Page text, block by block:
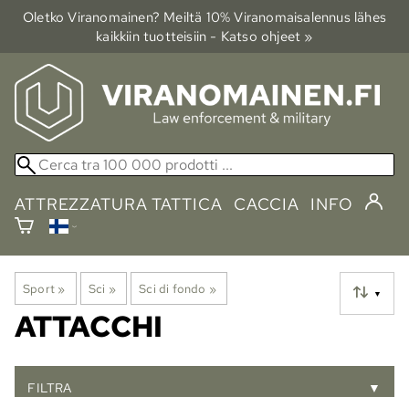
Oletko Viranomainen? Meiltä 10% Viranomais­alennus lähes
kaikkiin tuotteisiin - Katso ohjeet »
ATTREZZATURA TATTICA CACCIA INFO
Sport ‪» Sci ‪» Sci di fondo ‪» ▼
ATTACCHI
FILTRA ▼